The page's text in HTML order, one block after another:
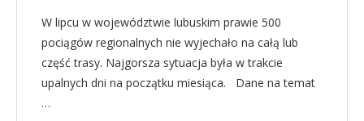
W lipcu w województwie lubuskim prawie 500
pociągów regionalnych nie wyjechało na całą lub
część trasy. Najgorsza sytuacja była w trakcie
upalnych dni na początku miesiąca. Dane na temat
…